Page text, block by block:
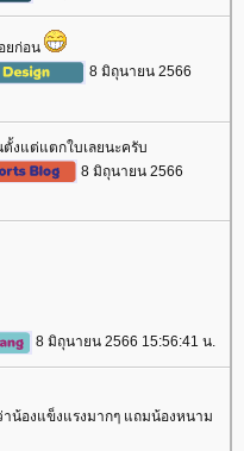
ยก่อน
8 มิถุนายน 2566
งแต่แตกใบเลยนะครับ
8 มิถุนายน 2566
8 มิถุนายน 2566 15:56:41 น.
น้องแข็งแรงมากๆ แถมน้องหนาม